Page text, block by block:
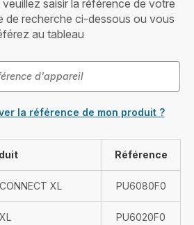
saisir la référence de votre
de recherche ci-dessous ou vous
au tableau
la référence de mon produit ?
Référence
XL PU6080F0
PU6020F0